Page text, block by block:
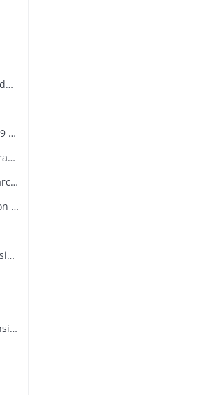
9 doubles de la carte hydrographique du département du Haut-Rhin
34 doubles topographiques identiques aux cartes n° 259 à 298
Carte topographique de la partie du Haut-Rhin restée française avec indication des travaux du siège de Belfort 1870-1871
Carte synoptique cours du Rhin inférieur concernant l'archevêché de Mayence, Trèves et Palatinat Rhénan
Carte hydrographique de France et des frontières, région de Saverne
Carte du théâtre de guerre Italie du Nord-Vallée du Tessin 1859
Plan d'ensemble des cours de la Lauch et de la Thur ainsi que leurs dérivations